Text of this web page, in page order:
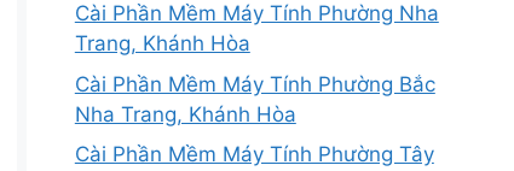
Cài Phần Mềm Máy Tính Phường Nha
Trang, Khánh Hòa
Cài Phần Mềm Máy Tính Phường Bắc
Nha Trang, Khánh Hòa
Cài Phần Mềm Máy Tính Phường Tây